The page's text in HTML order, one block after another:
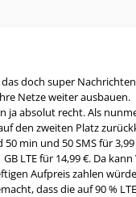
doch super
Netze weiter ausbauen.
ja absolut recht. Als
den zweiten Platz
50 min und 50 SMS für
LTE für 14,99 €. Da
Aufpreis zahlen
dass die auf 90 %